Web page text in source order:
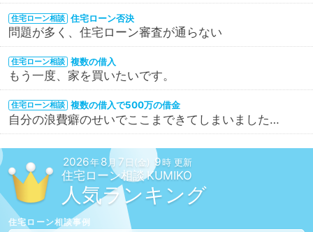
住宅ローン相談 住宅ローン否決
問題が多く、住宅ローン審査が通らない
住宅ローン相談 複数の借入
もう一度、家を買いたいです。
住宅ローン相談 複数の借入で500万の借金
自分の浪費癖のせいでここまできてしまいました…
2026年8 月 7 日(金) 9時 更新
住宅ローン相談
人気ランキング
住宅ローン相談事例